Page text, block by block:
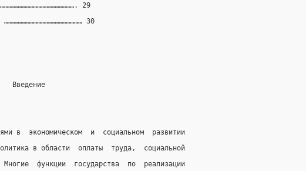
29
………………………………………………… 30
Введение
в  экономическом  и  социальном  развитии
в области  оплаты  труда,  социальной
функции  государства  по  реализации